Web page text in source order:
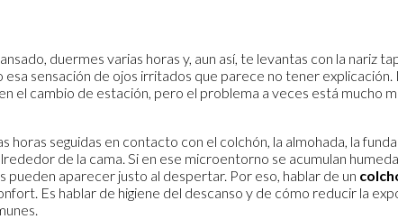
duermes varias horas y, aun así, te levantas con la nariz
esa sensación de ojos irritados que parece no tener explicación.
el cambio de estación, pero el problema a veces está mucho
horas seguidas en contacto con el colchón, la almohada, la
de la cama. Si en ese microentorno se acumulan
pueden aparecer justo al despertar. Por eso, hablar de un
Es hablar de higiene del descanso y de cómo reducir la